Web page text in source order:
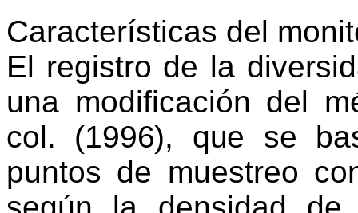
Características del
El registro de la
una modificación del
col. (1996), que se
puntos de muestreo